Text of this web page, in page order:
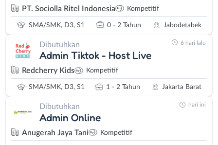
PT. Sociolla Ritel Indonesia Kompetitif
SMA/SMK, D3, S1 0 - 2 Tahun Jabodetabek
Dibutuhkan
Admin Tiktok - Host Live
Redcherry Kids Kompetitif
SMA/SMK, D3, S1 1 - 2 Tahun Jakarta Barat
6 hari lalu
Dibutuhkan
Admin Online
Anugerah Jaya Tani Kompetitif
hari ini